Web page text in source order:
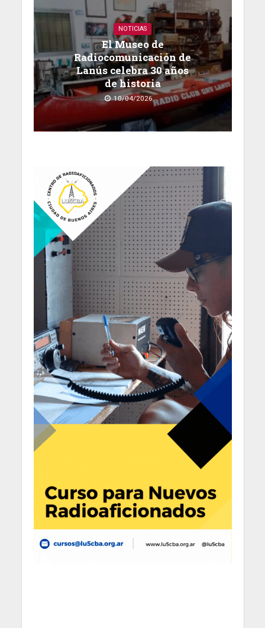
NOTICIAS
El Museo de
Radiocomunicación de
Lanús celebra 30 años
de historia
10/04/2026